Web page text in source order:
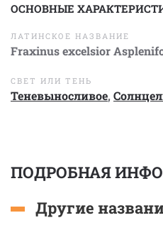
ОСНОВНЫЕ
ЛАТИНСКОЕ НАЗВАНИЕ
Fraxinus excelsior
СВЕТ ИЛИ ТЕНЬ
Теневыносливое,
ПОДРОБНАЯ
Другие